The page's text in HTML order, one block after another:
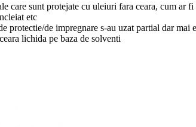
care sunt protejate cu uleiuri fara ceara, cum
etc
protectie/de impregnare s-au uzat partial dar mai
lichida pe baza de solventi